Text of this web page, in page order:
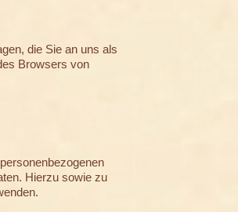
die Sie an uns als
Browsers von
Hierzu sowie zu